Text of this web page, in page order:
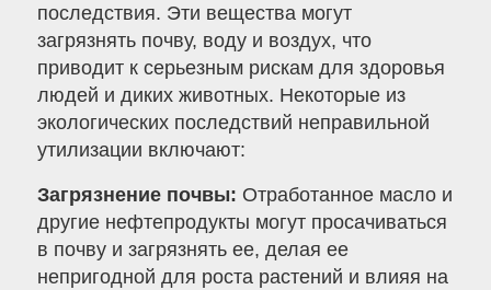
последствия. Эти вещества могут
загрязнять почву, воду и воздух, что
приводит к серьезным рискам для здоровья
людей и диких животных. Некоторые из
экологических последствий неправильной
утилизации включают:
Загрязнение почвы: Отработанное масло и
другие нефтепродукты могут просачиваться
в почву и загрязнять ее, делая ее
непригодной для роста растений и влияя на